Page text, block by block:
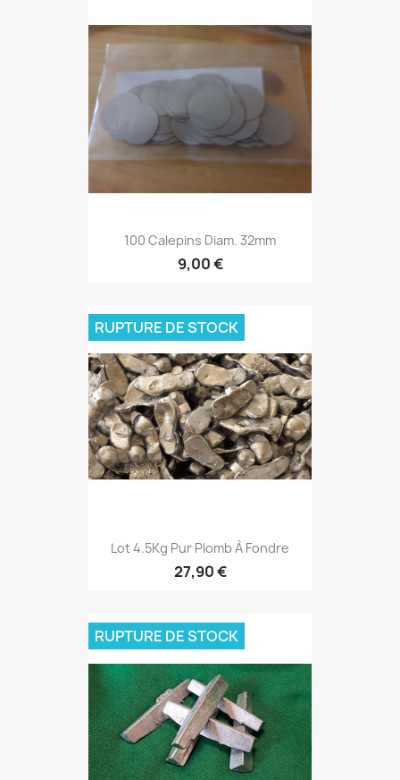
100 Calepins Diam. 32mm
9,00 €
Lot 4.5Kg Pur Plomb À Fondre
27,90 €
RUPTURE DE STOCK
RUPTURE DE STOCK